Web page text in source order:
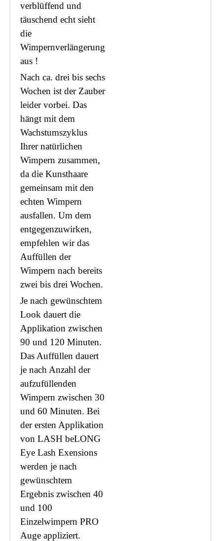
verblüffend und
täuschend echt sieht
die
Wimpernverlängerung
aus !
Nach ca. drei bis sechs
Wochen ist der Zauber
leider vorbei. Das
hängt mit dem
Wachstumszyklus
Ihrer natürlichen
Wimpern zusammen,
da die Kunsthaare
gemeinsam mit den
echten Wimpern
ausfallen. Um dem
entgegenzuwirken,
empfehlen wir das
Auffüllen der
Wimpern nach bereits
zwei bis drei Wochen.
Je nach gewünschtem
Look dauert die
Applikation zwischen
90 und 120 Minuten.
Das Auffüllen dauert
je nach Anzahl der
aufzufüllenden
Wimpern zwischen 30
und 60 Minuten. Bei
der ersten Applikation
von LASH beLONG
Eye Lash Exensions
werden je nach
gewünschtem
Ergebnis zwischen 40
und 100
Einzelwimpern PRO
Auge appliziert.